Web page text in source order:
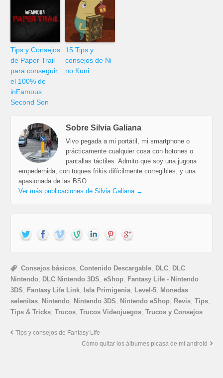
Tips y Consejos
de Paper Trail
para conseguir
el 100% de
inFamous
Second Son
15 Tips y
consejos de Ni
no Kuni
Sobre Silvia Galiana
Vivo pegada a mi portátil, mi smartphone o
prácticamente cualquier cosa con botones o
pantallas táctiles. Admito que soy una jugona
empedernida, con toques frikis difícilmente corregibles, y una
apasionada de las BSO.
Ver más publicaciones de Silvia Galiana →
Consejos básicos ,Contenido Descargable DLC DLC
Nintendo DLC Nintendo 3DS ,eShop Fantasy Life - Nintendo
3DS
Fantasy Life Link Isla Primigenia Level-5 Monedas
selenitas Nintendo Nintendo 3DS Nintendo eShop Revis ,Tips
Tips & Tricks ,Trucos ,Trucos Videojuegos ,Trucos y Consejos
Tips y consejos de Fantasy Life
Cómo quitar los álbumes picasa de mi android